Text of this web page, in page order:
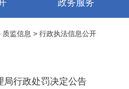
政务服务
质监信息 > 行政执法信息公开
局行政处罚决定公告